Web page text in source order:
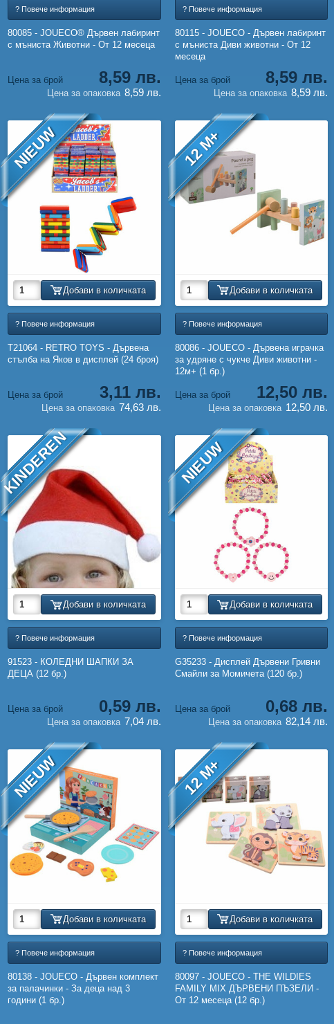
? Повече информация
80085 - JOUECO® Дървен лабиринт
с мъниста Животни - От 12 месеца
Цена за брой 8,59 лв.
Цена за опаковка 8,59 лв.
? Повече информация
80115 - JOUECO - Дървен лабиринт
с мъниста Диви животни - От 12
месеца
Цена за брой 8,59 лв.
Цена за опаковка 8,59 лв.
NIEUW
Добави в количката
? Повече информация
T21064 - RETRO TOYS - Дървена
стълба на Яков в дисплей (24 броя)
Цена за брой 3,11 лв.
Цена за опаковка 74,63 лв.
12 M+
Добави в количката
? Повече информация
80086 - JOUECO - Дървена играчка
за удряне с чукче Диви животни -
12м+ (1 бр.)
Цена за брой 12,50 лв.
Цена за опаковка 12,50 лв.
KINDEREN
Добави в количката
? Повече информация
91523 - КОЛЕДНИ ШАПКИ ЗА
ДЕЦА (12 бр.)
Цена за брой 0,59 лв.
Цена за опаковка 7,04 лв.
NIEUW
Добави в количката
? Повече информация
G35233 - Дисплей Дървени Гривни
Смайли за Момичета (120 бр.)
Цена за брой 0,68 лв.
Цена за опаковка 82,14 лв.
NIEUW
Добави в количката
? Повече информация
80138 - JOUECO - Дървен комплект
за палачинки - За деца над 3
години (1 бр.)
12 M+
Добави в количката
? Повече информация
80097 - JOUECO - THE WILDIES
FAMILY MIX ДЪРВЕНИ ПЪЗЕЛИ -
От 12 месеца (12 бр.)